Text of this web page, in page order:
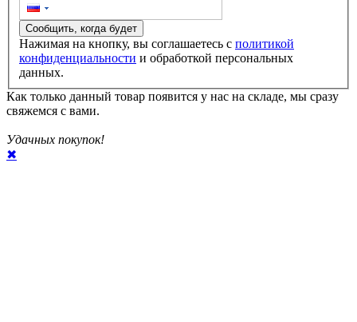
Сообщить, когда будет
Нажимая на кнопку, вы соглашаетесь с политикой
конфиденциальности
данных.
Как только данный товар появится у нас на складе, мы сразу
свяжемся с вами.
Удачных покупок!
✖